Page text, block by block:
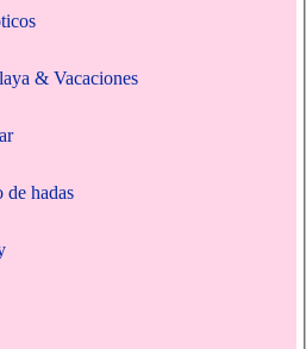
& Vacaciones
de hadas